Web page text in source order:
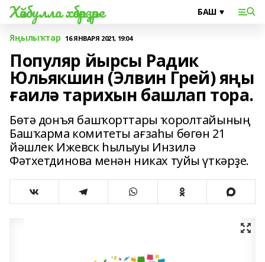
Хәйбулла хәбәрҙәре
Яңылыҡтар 16 ЯНВАРЯ 2021, 19:04
Популяр йырсы Радик
Юльякшин (Элвин Грей) яңы
ғаилә тарихын башлап тора.
Бөтә донъя башҡорттары ҡоролтайының
Башҡарма комитеты ағзаһы бөгөн 21
йәшлек Ижевск һылыуы Инзилә
Фәтхетдинова менән никах туйы үткәрҙе.